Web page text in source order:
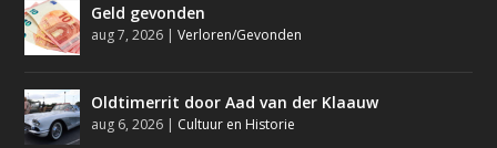
Geld gevonden
aug 7, 2026 |Verloren/Gevonden
Oldtimerrit door Aad van der Klaauw
aug 6, 2026 | Cultuur en Historie